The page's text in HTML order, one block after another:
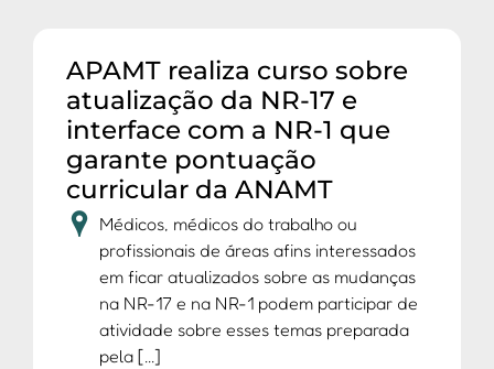
APAMT realiza curso sobre
atualização da NR-17 e
interface com a NR-1 que
garante pontuação
curricular da ANAMT
Médicos, médicos do trabalho ou
profissionais de áreas afins interessados
em ficar atualizados sobre as mudanças
na NR-17 e na NR-1 podem participar de
atividade sobre esses temas preparada
pela [...]